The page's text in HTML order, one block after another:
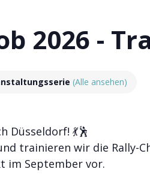
2026 -
(Alle ansehen)
Düsseldorf! 💃🕺
trainieren wir die Rally-
im September vor.